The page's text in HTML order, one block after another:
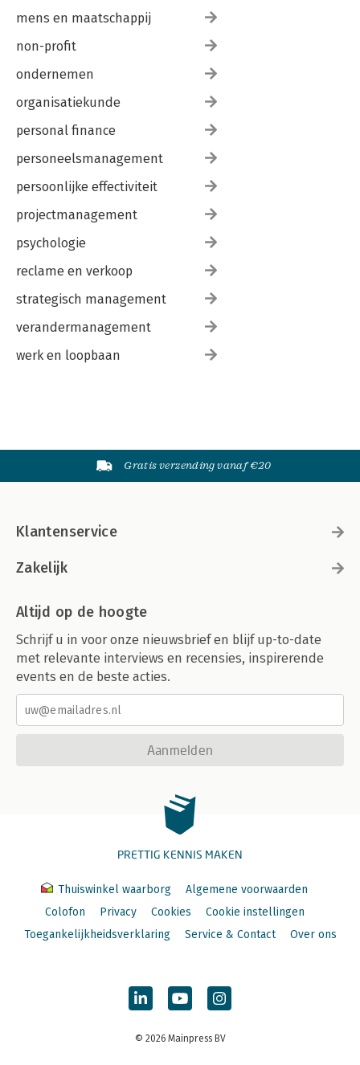
mens en maatschappij
non-profit
ondernemen
organisatiekunde
personal finance
personeelsmanagement
persoonlijke effectiviteit
projectmanagement
psychologie
reclame en verkoop
strategisch management
verandermanagement
werk en loopbaan
Gratis verzending vanaf €20
Klantenservice
Zakelijk
Altijd op de hoogte
Schrijf u in voor onze nieuwsbrief en blijf up-to-date
met relevante interviews en recensies, inspirerende
events en de beste acties.
Aanmelden
PRETTIG KENNIS MAKEN
Thuiswinkel waarborg
Algemene voorwaarden
Colofon
Privacy Cookies
Cookie instellingen
Toegankelijkheidsverklaring
Service & Contact Over ons
© 2026 Mainpress BV